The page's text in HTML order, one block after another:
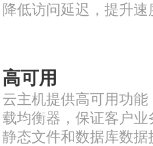
降低访问延迟，提升速
高可用
云主机提供高可用功
载均衡器，保证客户
静态文件和数据库数